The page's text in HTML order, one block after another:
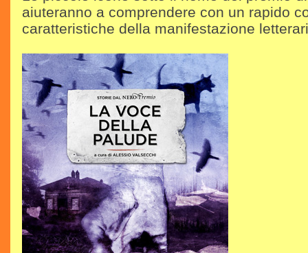
aiuteranno a comprendere con un rapido
caratteristiche della manifestazione